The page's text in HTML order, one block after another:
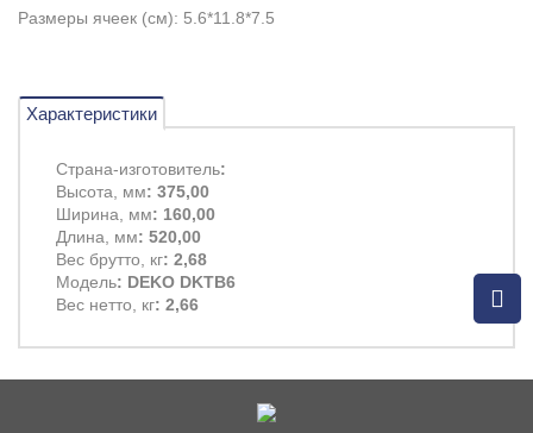
Размеры ячеек (см): 5.6*11.8*7.5
Характеристики
Страна-изготовитель:
Высота, мм: 375,00
Ширина, мм: 160,00
Длина, мм: 520,00
Вес брутто, кг: 2,68
Модель: DEKO DKTB6
Вес нетто, кг: 2,66